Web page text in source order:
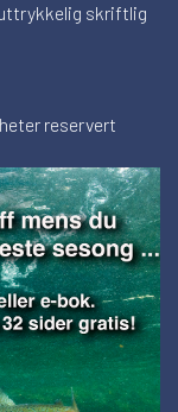
skriftlig
reservert